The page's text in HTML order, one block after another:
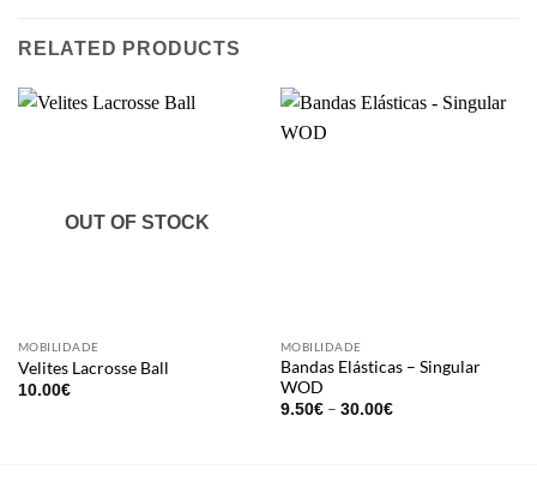
RELATED PRODUCTS
OUT OF STOCK
MOBILIDADE
Velites Lacrosse Ball
10.00€
MOBILIDADE
Bandas Elásticas – Singular
WOD
9.50€ – 30.00€Price